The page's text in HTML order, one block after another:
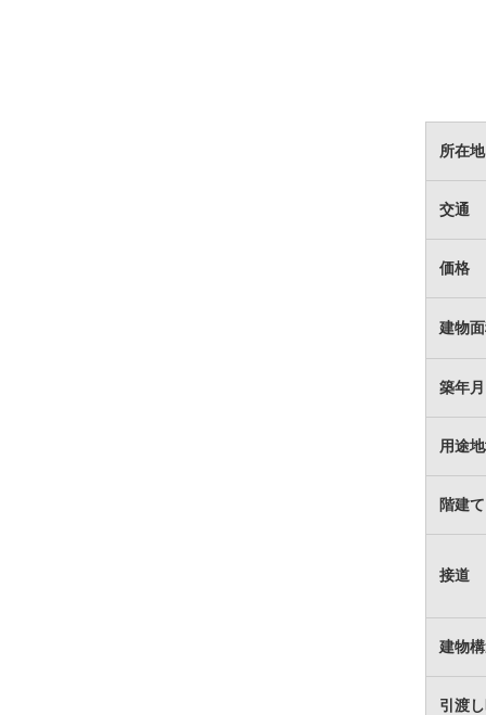
所在地
交通
価格
建物
築年月
用途
階建て
接道
建物
引渡